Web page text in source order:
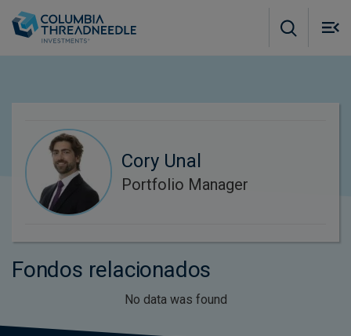
Cory Unal
Portfolio Manager
Fondos relacionados
No data was found